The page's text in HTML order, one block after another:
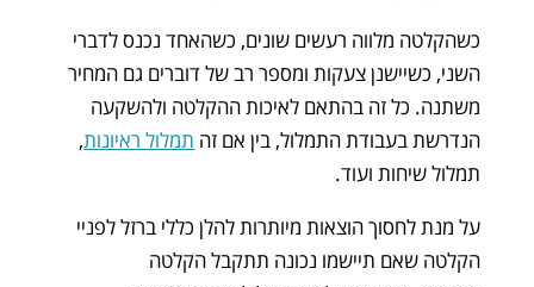
כשהקלטה מלווה רעשים שונים, כשהאחד נכנס לדברי
השני, כשיישנן צעקות ומספר רב של דוברים גם המחיר
משתנה. כל זה בהתאם לאיכות ההקלטה ולהשקעה
הנדרשת בעבודת התמלול, בין אם זה תמלול ראיונות,
תמלול שיחות ועוד.
על מנת לחסוך הוצאות מיותרות להלן כללי ברזל לפניי
הקלטה שאם תיישמו נכונה תתקבל הקלטה